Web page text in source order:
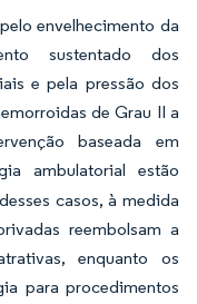
envelhecimento da
sustentado dos
e pela pressão dos
de Grau II a
baseada em
ambulatorial estão
casos, à medida
reembolsam a
enquanto os
para procedimentos